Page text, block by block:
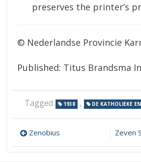
preserves the printer’s
© Nederlandse Provincie
Published: Titus Brandsma
Tagged 1938 , DE KATHOLIEKE
Post
navigation
Zenobius